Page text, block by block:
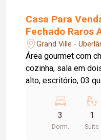
Casa Para
Fechado Raros
Grand Ville -
Área gourmet com
cozinha, sala em
alto, escritório, 03
para 02 carros.
Lavabo Cozinha
gourmet com
3
Dorm.
1
Suite